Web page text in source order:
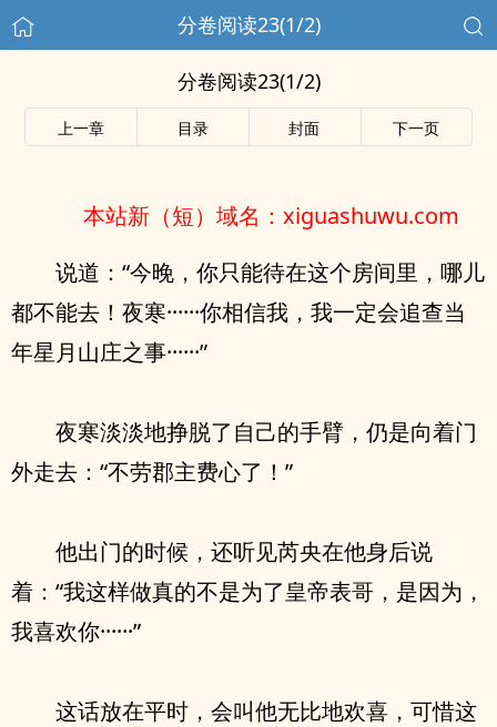
分卷阅读23(1/2)
分卷阅读23(1/2)
上一章 目录 封面 下一页
本站新（短）域名：xiguashuwu.com
说道：“今晚，你只能待在这个房间里，哪儿
都不能去！夜寒······你相信我，我一定会追查当
年星月山庄之事······”
夜寒淡淡地挣脱了自己的手臂，仍是向着门
外走去：“不劳郡主费心了！”
他出门的时候，还听见芮央在他身后说
着：“我这样做真的不是为了皇帝表哥，是因为，
我喜欢你······”
这话放在平时，会叫他无比地欢喜，可惜这